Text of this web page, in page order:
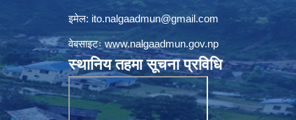
इमेल: ito.nalgaadmun@gmail.com
वेबसाइटःwww.nalgaadmun.gov.np
स्थानिय तहमा सूचना प्रविधि